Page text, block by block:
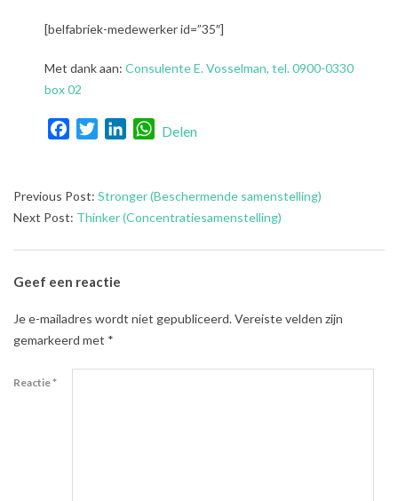
[belfabriek-medewerker id=”35″]
Met dank aan: Consulente E. Vosselman, tel. 0900-0330
box 02
FacebookTwitterLinkedInWhatsApp
Delen
2021-
08-
Previous Post: Stronger (Beschermende samenstelling)
Next Post: Thinker (Concentratiesamenstelling)
Geef een reactie
Je e-mailadres wordt niet gepubliceerd.Vereiste velden zijn
gemarkeerd met *
Reactie*